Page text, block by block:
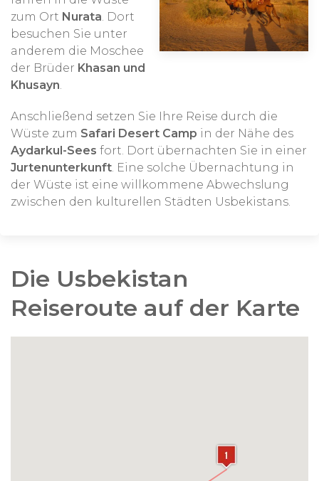
zum Ort Nurata . Dort
besuchen Sie unter
anderem die Moschee
der Brüder Khasan und
Khusayn
Anschließend setzen Sie Ihre Reise durch die
Wüste zum Safari Desert Camp in der Nähe des
Aydarkul-Sees fort. Dort übernachten Sie in einer
Jurtenunterkunft . Eine solche Übernachtung in
der Wüste ist eine willkommene Abwechslung
zwischen den kulturellen Städten Usbekistans.
Die Usbekistan
Reiseroute auf der Karte